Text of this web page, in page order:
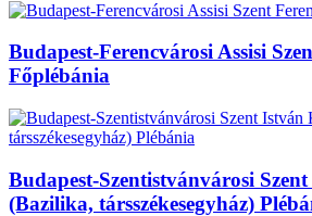
Budapest-Ferencvárosi Assisi
Főplébánia
Budapest-Szentistvánvárosi
(Bazilika, társszékesegyház)